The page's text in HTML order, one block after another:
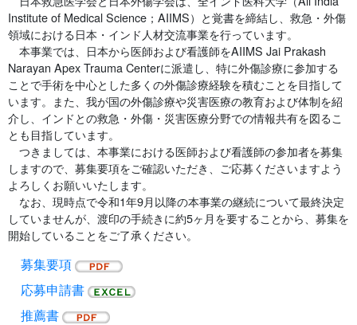
Institute of Medical Science；AIIMS）と覚書を締結し、救急・外傷
領域における日本・インド人材交流事業を行っています。
本事業では、日本から医師および看護師をAIIMS Jai Prakash
Narayan Apex Trauma Centerに派遣し、特に外傷診療に参加する
ことで手術を中心とした多くの外傷診療経験を積むことを目指して
います。また、我が国の外傷診療や災害医療の教育および体制を紹
介し、インドとの救急・外傷・災害医療分野での情報共有を図るこ
とも目指しています。
つきましては、本事業における医師および看護師の参加者を募集
しますので、募集要項をご確認いただき、ご応募くださいますよう
よろしくお願いいたします。
なお、現時点で令和1年9月以降の本事業の継続について最終決定
していませんが、渡印の手続きに約5ヶ月を要することから、募集を
開始していることをご了承ください。
募集要項
応募申請書
推薦書